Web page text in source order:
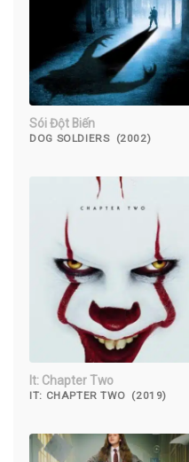
Sói Đột Biến
DOG SOLDIERS (2002)
It: Chapter Two
IT: CHAPTER TWO (2019)